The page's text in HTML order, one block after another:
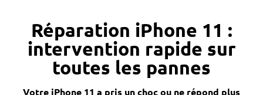
Réparation iPhone 11 :
intervention rapide sur
toutes les pannes
Votre iPhone 11 a pris un choc ou ne répond plus